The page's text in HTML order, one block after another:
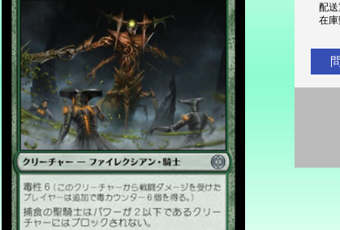
配
在